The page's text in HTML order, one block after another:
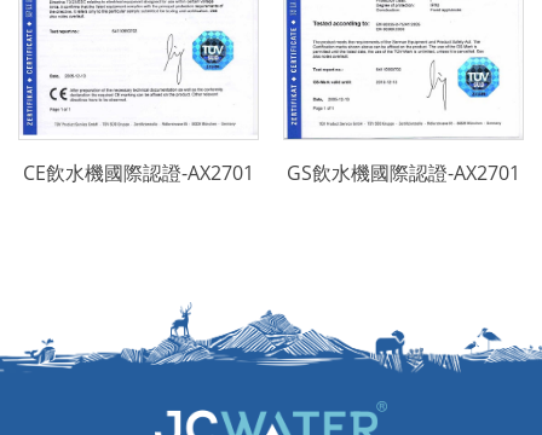
CE飲水機國際認證-AX2701 GS飲水機國際認證-AX2701